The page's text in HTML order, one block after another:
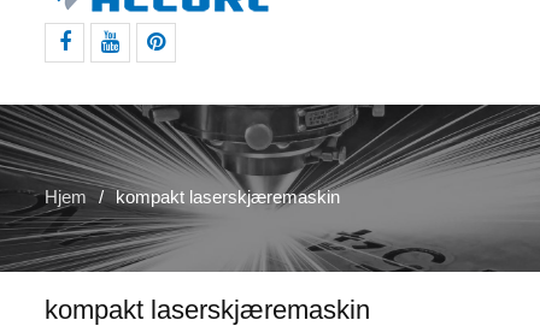
Hjem kompakt laserskjæremaskin
kompakt laserskjæremaskin